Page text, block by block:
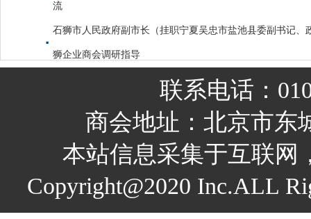
流
石狮市人民政府副市长（挂职宁夏吴忠市盐池县委副书记、
狮企业商会调研指导
联系电话：
商会地址：北京市东
本站信息采集于互联网
Copyright@2020 Inc.ALL